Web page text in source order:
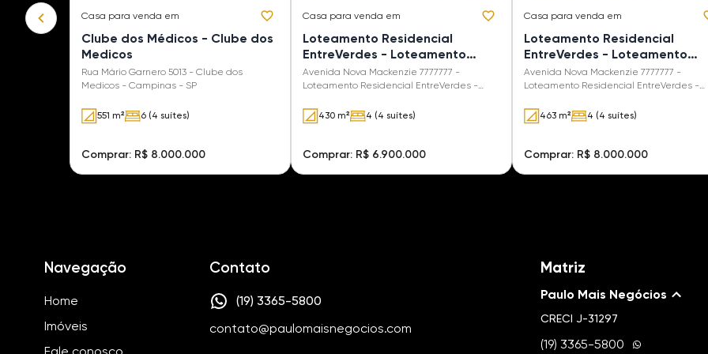
Casa para venda em
Clube dos Médicos - Clube dos
Medicos
Rua Mário Garnero 5013 - Clube dos
Medicos - Campinas - SP
551 m² 6 (4 suítes)
Comprar: R$ 8.000.000
Casa para venda em
Loteamento Residencial
EntreVerdes - Loteamento
Residencial EntreVerdes
Avenida Nova Mackenzie 7777777 -
Loteamento Residencial EntreVerdes -
430 m²
4 (4 suítes)
Comprar: R$ 6.900.000
Casa para venda em
Loteamento Residencial
EntreVerdes - Loteamento
Residencial EntreVerdes
Avenida Nova Mackenzie 7777777 -
Loteamento Residencial EntreVerdes -
463 m²
4 (4 suítes)
Comprar: R$ 8.000.000
Navegação
Home
Imóveis
Fale conosco
Contato
(19) 3365-5800
contato@paulomaisnegocios.com
Matriz
Paulo Mais Negócios
CRECI J-31297
(19) 3365-5800